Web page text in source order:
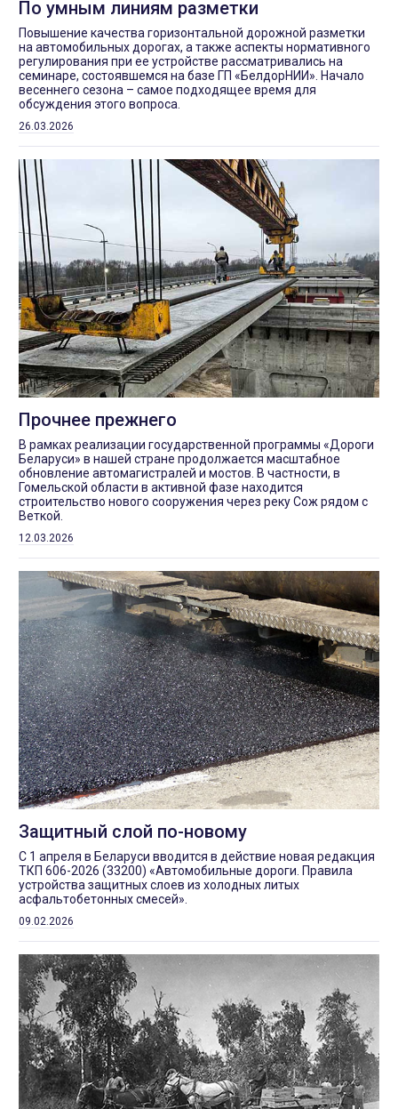
По умным линиям разметки
Повышение качества горизонтальной дорожной разметки
на автомобильных дорогах, а также аспекты нормативного
регулирования при ее устройстве рассматривались на
семинаре, состоявшемся на базе ГП «БелдорНИИ». Начало
весеннего сезона – самое подходящее время для
обсуждения этого вопроса.
26.03.2026
Прочнее прежнего
В рамках реализации государственной программы «Дороги
Беларуси» в нашей стране продолжается масштабное
обновление автомагистралей и мостов. В частности, в
Гомельской области в активной фазе находится
строительство нового сооружения через реку Сож рядом с
Веткой.
12.03.2026
Защитный слой по-новому
С 1 апреля в Беларуси вводится в действие новая редакция
ТКП 606-2026 (33200) «Автомобильные дороги. Правила
устройства защитных слоев из холодных литых
асфальтобетонных смесей».
09.02.2026